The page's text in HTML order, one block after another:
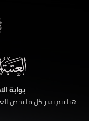
بوابة
هنا يتم نشر كل ما يخص